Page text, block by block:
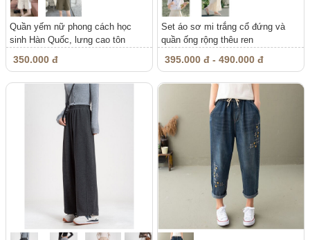
Quần yếm nữ phong cách học
sinh Hàn Quốc, lưng cao tôn
350.000 đ
Set áo sơ mi trắng cổ đứng và
quần ống rộng thêu ren
395.000 đ - 490.000 đ